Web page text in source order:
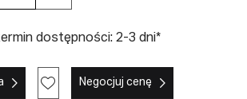
dostępności: 2-3 dni*
Negocjuj cenę